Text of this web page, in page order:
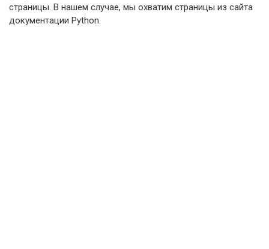
страницы. В нашем случае, мы охватим страницы из сайта
документации Python.